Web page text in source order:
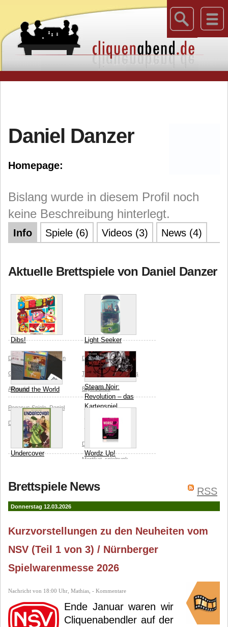
Daniel Danzer
Homepage:
Bislang wurde in diesem Profil noch
keine Beschreibung hinterlegt.
Info Spiele (6) Videos (3) News (4)
Aktuelle Brettspiele von Daniel Danzer
Dibs!
Daniel Danzer H-Town
Games Henrique
Athayde
Light Seeker
Daniel Danzer
ThunderGryph Games
Bryn Jones
Round the World
Pegasus Spiele Daniel
Danzer Doris Danzer
Steam Noir:
Revolution – das
Kartenspiel
(Nürnberg nur
Prototyp)
Daniel Danzer
Mertikat spielpunk
Undercover
Games Doris Danzer
Wordz Up!
Rapp Oliver
Freudenreich
RSS
Brettspiele News
Donnerstag 12.03.2026
Kurzvorstellungen zu den Neuheiten vom
NSV (Teil 1 von 3) / Nürnberger
Spielwarenmesse 2026
Nachricht von 18:00 Uhr, Mathias, - Kommentare
Ende Januar waren wir
Cliquenabendler auf der